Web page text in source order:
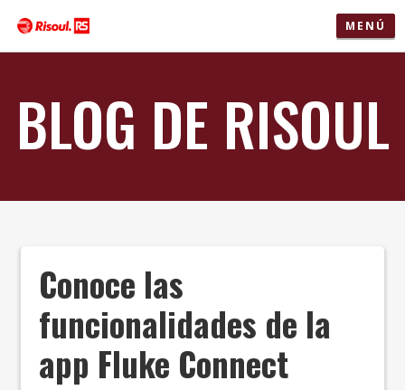
MENÚ
BLOG DE RISOUL
Conoce las
funcionalidades de la
app Fluke Connect